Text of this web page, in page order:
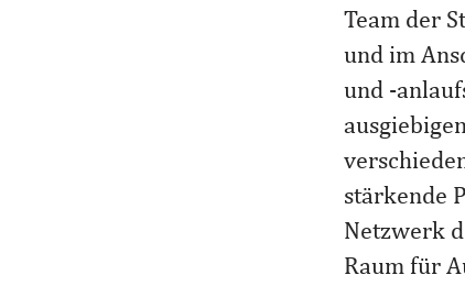
Team der
und im
und -
stärkende
Netzwerk
Raum für